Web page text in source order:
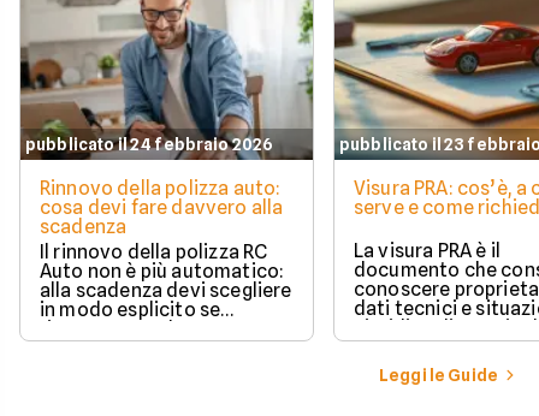
pubblicato il 24 febbraio 2026
Rinnovo della polizza auto:
cosa devi fare davvero alla
scadenza
Il rinnovo della polizza RC
Auto non è più automatico:
alla scadenza devi scegliere
in modo esplicito se
rinnovare con la stessa
compagnia o stipulare un
pubblicato il 23
Visura PRA: cos’è, a
serve e come
La visura PRA è il
documento che
conoscere
dati tecnici e
giuridica di un
iscritto al Pubblico
Automobilistico.
Leggi le Guide